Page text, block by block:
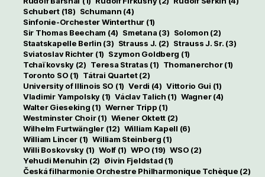
Schubert(18) Schumann (4)
Sinfonie-Orchester Winterthur (1)
Sir Thomas Beecham (4) Smetana (3) Solomon (2)
Staatskapelle Berlin (3) Strauss J. (2) Strauss J. Sr. (3)
Sviatoslav Richter (1) Szymon Goldberg (1)
Tchaïkovsky(2) Teresa Stratas (1) Thomanerchor(1)
Toronto SO (1) Tátrai Quartet(2)
University of Illinois SO (1) Verdi (4) Vittorio Gui (1)
Vladimir Yampolsky (1) Václav Talich (1) Wagner(4)
Walter Gieseking (1) Werner Tripp (1)
Westminster Choir(1) Wiener Oktett (2)
Wilhelm Furtwängler(12) William Kapell (6)
William Lincer (1) William Steinberg (1)
Willi Boskovsky(1) Wolf(1) WPO (19) WSO (2)
Yehudi Menuhin (2) Øivin Fjeldstad (1)
Česká filharmonie Orchestre Philharmonique Tchèque (2)